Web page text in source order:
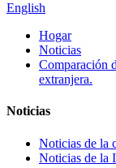
English
Hogar
Noticias
Comparación
extranjera.
Noticias
Noticias de la
Noticias de la